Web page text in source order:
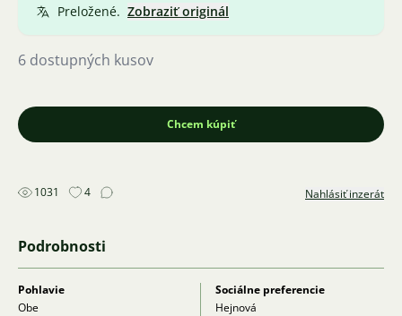
Preložené. Zobraziť originál
6 dostupných kusov
Chcem kúpiť
1031 4 Nahlásiť inzerát
Podrobnosti
Pohlavie
Obe
Sociálne preferencie
Hejnová